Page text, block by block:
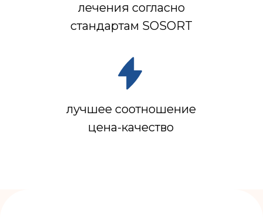
лучшее соотношение
цена-качество
лечения согласно
стандартам SOSORT